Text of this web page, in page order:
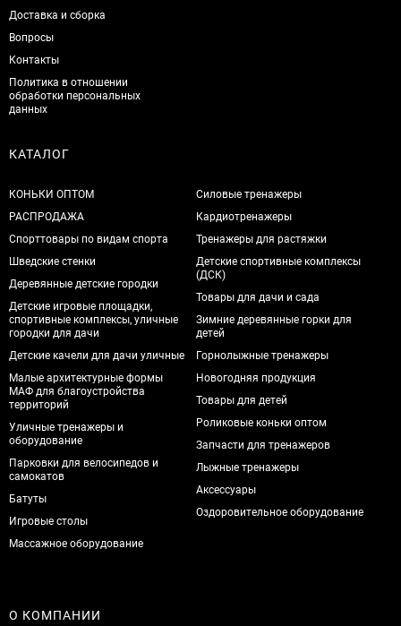
Доставка и сборка
Вопросы
Контакты
Политика в отношении
обработки персональных
данных
КАТАЛОГ
КОНЬКИ ОПТОМ
РАСПРОДАЖА
Спорттовары по видам спорта
Шведские стенки
Деревянные детские городки
Детские игровые площадки,
спортивные комплексы, уличные
городки для дачи
Детские качели для дачи уличные
Малые архитектурные формы
МАФ для благоустройства
территорий
Уличные тренажеры и
оборудование
Парковки для велосипедов и
самокатов
Батуты
Игровые столы
Массажное оборудование
Силовые тренажеры
Кардиотренажеры
Тренажеры для растяжки
Детские спортивные комплексы
(ДСК)
Товары для дачи и сада
Зимние деревянные горки для
детей
Горнолыжные тренажеры
Новогодняя продукция
Товары для детей
Роликовые коньки оптом
Запчасти для тренажеров
Лыжные тренажеры
Аксессуары
Оздоровительное оборудование
О КОМПАНИИ